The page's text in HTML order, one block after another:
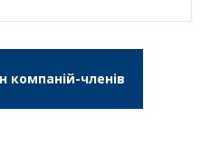
компаній-членів